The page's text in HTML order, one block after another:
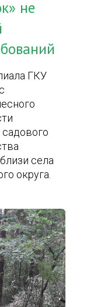
не
ГКУ
села
округа.